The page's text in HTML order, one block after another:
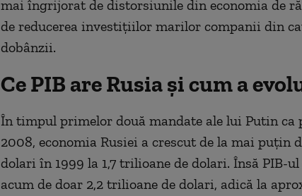
mai îngrijorat de distorsiunile din economia de
de reducerea investiţiilor marilor companii din
dobânzii.
Ce PIB are Rusia și cum a
În timpul primelor două mandate ale lui Putin ca
2008, economia Rusiei a crescut de la mai puţin
dolari în 1999 la 1,7 trilioane de dolari. Însă PIB-
acum de doar 2,2 trilioane de dolari, adică la